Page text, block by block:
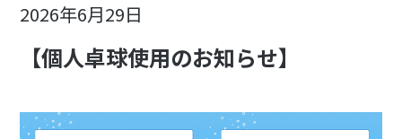
2026年6月29日
【個人卓球使用のお知らせ】